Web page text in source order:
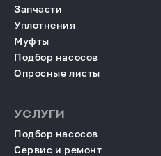
Запчасти
Уплотнения
Муфты
Подбор насосов
Опросные листы
УСЛУГИ
Подбор насосов
Сервис и ремонт